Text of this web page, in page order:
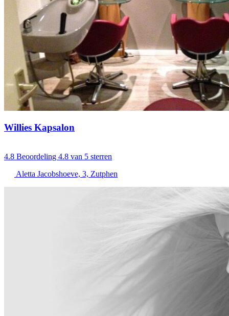
Willies Kapsalon
4.8 Beoordeling 4.8 van 5 sterren
Aletta Jacobshoeve, 3, Zutphen